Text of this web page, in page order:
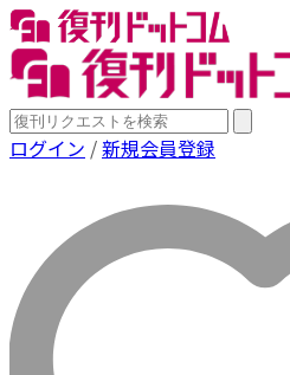
ログイン /新規会員登録